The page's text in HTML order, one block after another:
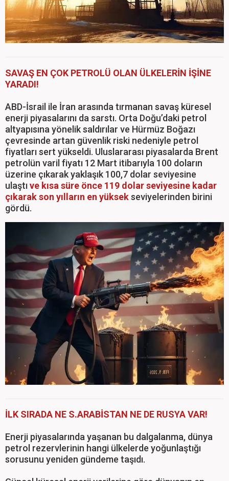
SAVAŞ EN ÇOK PETROLÜ OLAN ÜLKELERİN İŞİNE
YARADI!
ABD-İsrail ile İran arasında tırmanan savaş küresel
enerji piyasalarını da sarstı. Orta Doğu’daki petrol
altyapısına yönelik saldırılar ve Hürmüz Boğazı
çevresinde artan güvenlik riski nedeniyle petrol
fiyatları sert yükseldi. Uluslararası piyasalarda Brent
petrolün varil fiyatı 12 Mart itibarıyla 100 doların
üzerine çıkarak yaklaşık 100,7 dolar seviyesine
ulaştıve kısa süre önce 119 dolar seviyesine kadar
çıkarak son yılların en yüksekseviyelerinden birini
gördü.
İLK SIRADA NE S.ARABİSTAN NE DE RUSYA VAR!
Enerji piyasalarında yaşanan bu dalgalanma, dünya
petrol rezervlerinin hangi ülkelerde yoğunlaştığı
sorusunu yeniden gündeme taşıdı.